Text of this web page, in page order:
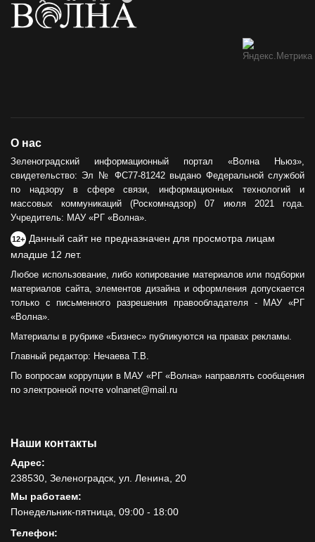
О нас
Зеленоградский информационный портал «Волна Ньюз»,
свидетельство: Эл № ФС77-81242 выдано Федеральной службой
по надзору в сфере связи, информационных технологий и
массовых коммуникаций (Роскомнадзор) 07 июля 2021 года.
Учредитель: МАУ «РГ «Волна».
12+ Данный сайт не предназначен для просмотра лицам
младше 12 лет.
Любое использование, либо копирование материалов или подборки
материалов сайта, элементов дизайна и оформления допускается
только с письменного разрешения правообладателя - МАУ «РГ
«Волна».
Материалы в рубрике «Бизнес» публикуются на правах рекламы.
Главный редактор: Нечаева Т.В.
По вопросам коррупции в МАУ «РГ «Волна» направлять сообщения
по электронной почте volnanet@mail.ru
Наши контакты
Адрес:
238530, Зеленоградск, ул. Ленина, 20
Мы работаем:
Понедельник-пятница, 09:00 - 18:00
Телефон: